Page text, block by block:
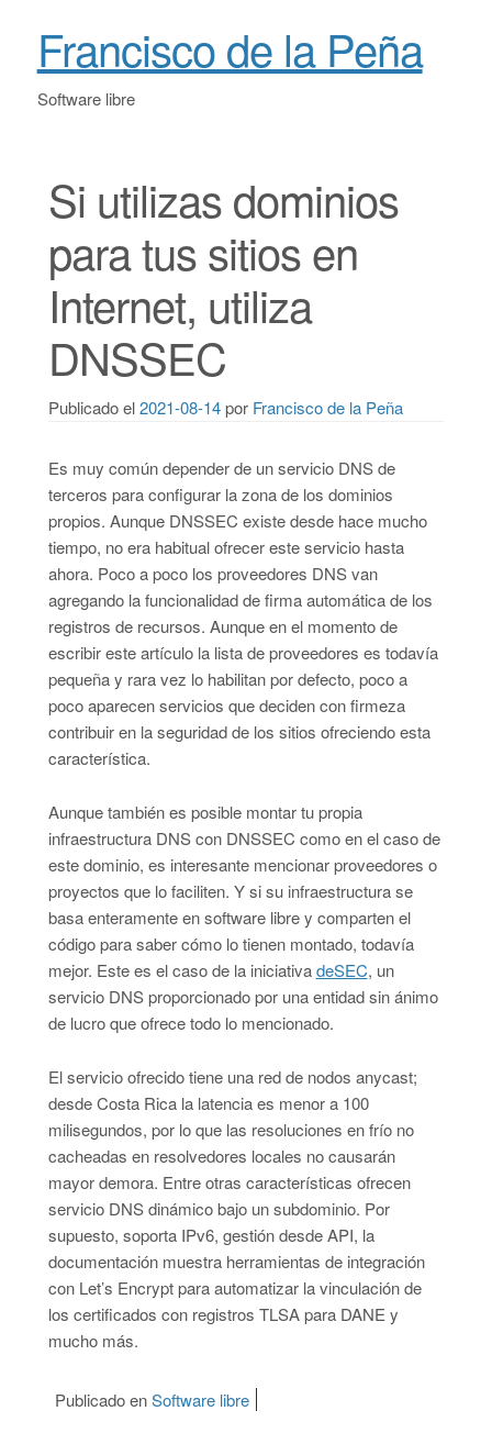
Francisco de la Peña
Software libre
Si utilizas dominios
para tus sitios en
Internet, utiliza
DNSSEC
Publicado el2021-08-14por Francisco de la Peña
Es muy común depender de un servicio DNS de
terceros para configurar la zona de los dominios
propios. Aunque DNSSEC existe desde hace mucho
tiempo, no era habitual ofrecer este servicio hasta
ahora. Poco a poco los proveedores DNS van
agregando la funcionalidad de firma automática de los
registros de recursos. Aunque en el momento de
escribir este artículo la lista de proveedores es todavía
pequeña y rara vez lo habilitan por defecto, poco a
poco aparecen servicios que deciden con firmeza
contribuir en la seguridad de los sitios ofreciendo esta
característica.
Aunque también es posible montar tu propia
infraestructura DNS con DNSSEC como en el caso de
este dominio, es interesante mencionar proveedores o
proyectos que lo faciliten. Y si su infraestructura se
basa enteramente en software libre y comparten el
código para saber cómo lo tienen montado, todavía
mejor. Este es el caso de la iniciativadeSEC, un
servicio DNS proporcionado por una entidad sin ánimo
de lucro que ofrece todo lo mencionado.
El servicio ofrecido tiene una red de nodos anycast;
desde Costa Rica la latencia es menor a 100
milisegundos, por lo que las resoluciones en frío no
cacheadas en resolvedores locales no causarán
mayor demora. Entre otras características ofrecen
servicio DNS dinámico bajo un subdominio. Por
supuesto, soporta IPv6, gestión desde API, la
documentación muestra herramientas de integración
con Let’s Encrypt para automatizar la vinculación de
los certificados con registros TLSA para DANE y
mucho más.
Publicado enSoftware libre